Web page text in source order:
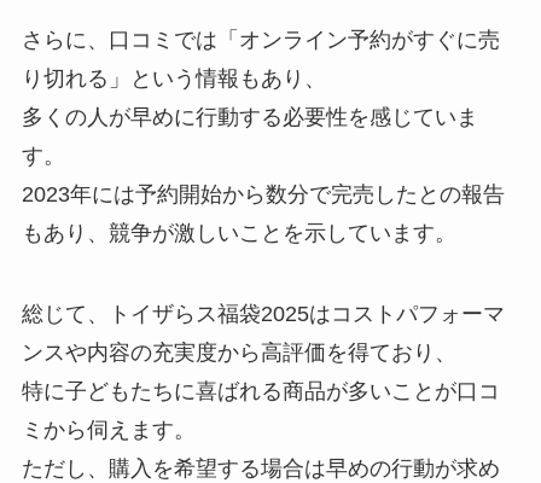
さらに、口コミでは「オンライン予約がすぐに売
り切れる」という情報もあり、
多くの人が早めに行動する必要性を感じていま
す。
2023年には予約開始から数分で完売したとの報告
もあり、競争が激しいことを示しています。
総じて、トイザらス福袋2025はコストパフォーマ
ンスや内容の充実度から高評価を得ており、
特に子どもたちに喜ばれる商品が多いことが口コ
ミから伺えます。
ただし、購入を希望する場合は早めの行動が求め